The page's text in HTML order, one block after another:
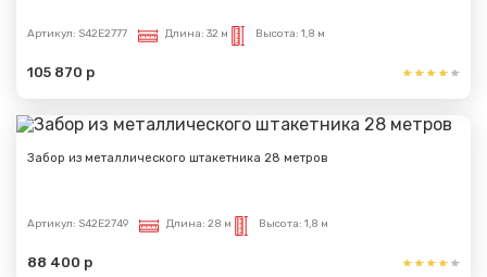
Артикул: S42E2777 Длина: 32 м Высота: 1,8 м
105 870 р
Забор из металлического штакетника 28 метров
Артикул: S42E2749 Длина: 28 м Высота: 1,8 м
88 400 р
отправлено